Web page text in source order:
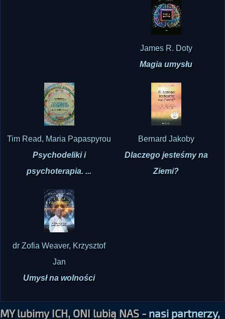
James R. Doty
Magia umysłu
Tim Read, Maria Papaspyrou
Psychodeliki i
psychoterapia. ...
Bernard Jakoby
Dlaczego jesteśmy na
Ziemi?
dr Zofia Weaver, Krzysztof
Jan
Umysł na wolności
współpracownicy i zaprzyjaźnione serwisy